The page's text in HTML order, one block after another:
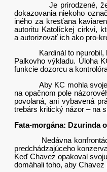
Je prirodzené, že na
dokazovania niekoho
iného za kresťana
autoritu Katolíckej cirkvi,
a autorizovať ich ako pro-
Kardinál to neurobil, lebo
Palkovho výkladu. Úloha
funkcie dozorcu a
Aby KC mohla svoje
na opačnom pole
povolaná, ani vybavená
trebárs kritický názor – na
Fata-morgána: Dzurinda
Nedávna konfrontácia
predchádzajúceho
Keď Chavez opakoval
domáhali toho, aby